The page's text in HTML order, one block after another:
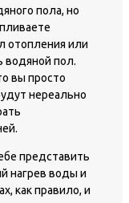
пола, но
отопления или
водяной пол.
вы просто
нереально
представить
нагрев воды и
как правило, и